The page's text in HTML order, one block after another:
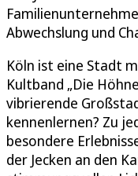
Abwechslung und
Köln ist eine Stadt
Kultband „Die
vibrierende
kennenlernen? Zu
besondere
der Jecken an den